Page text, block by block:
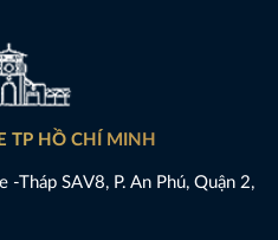
TP HỒ CHÍ MINH
-Tháp SAV8, P. An Phú, Quận 2,